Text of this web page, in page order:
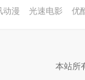
动漫 光速电影 优
本站所